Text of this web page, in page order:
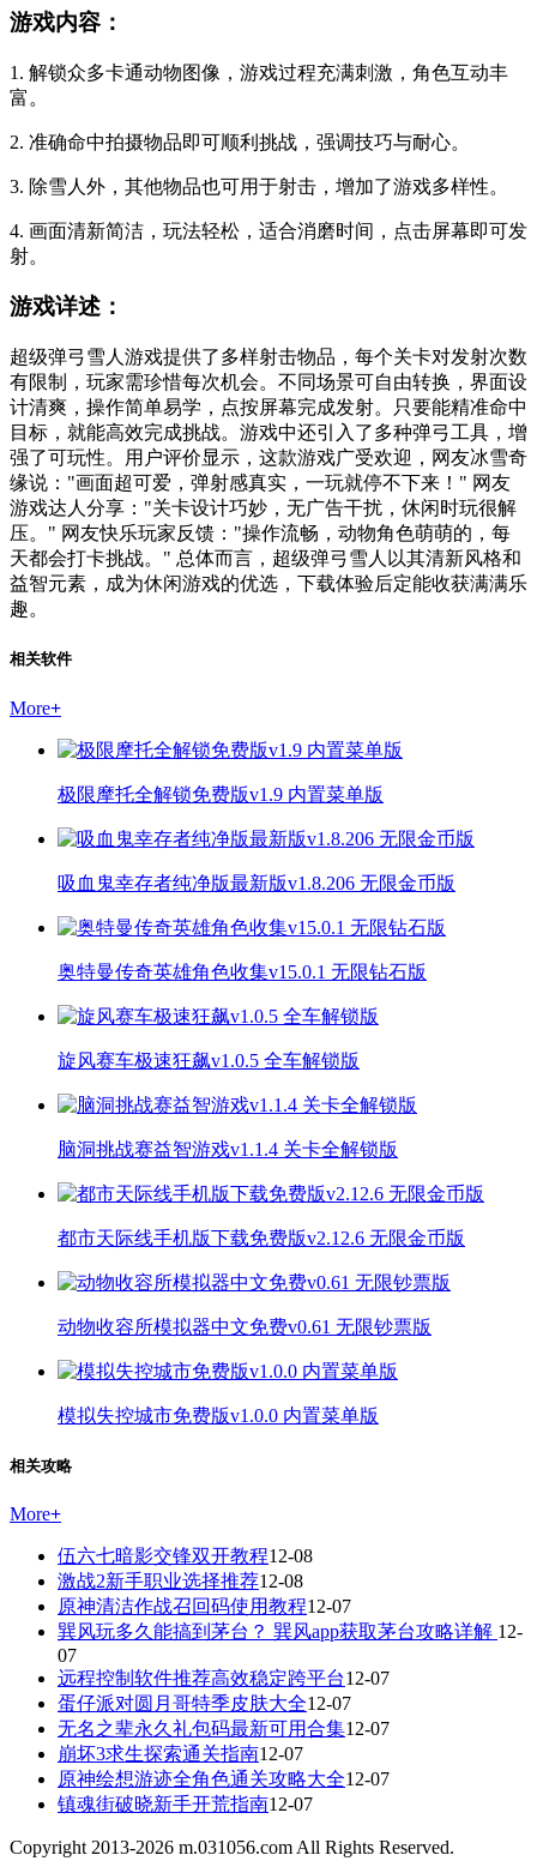
游戏内容：
1. 解锁众多卡通动物图像，游戏过程充满刺激，角色互动丰
富。
2. 准确命中拍摄物品即可顺利挑战，强调技巧与耐心。
3. 除雪人外，其他物品也可用于射击，增加了游戏多样性。
4. 画面清新简洁，玩法轻松，适合消磨时间，点击屏幕即可发
射。
游戏详述：
超级弹弓雪人游戏提供了多样射击物品，每个关卡对发射次数
有限制，玩家需珍惜每次机会。不同场景可自由转换，界面设
计清爽，操作简单易学，点按屏幕完成发射。只要能精准命中
目标，就能高效完成挑战。游戏中还引入了多种弹弓工具，增
强了可玩性。用户评价显示，这款游戏广受欢迎，网友冰雪奇
缘说："画面超可爱，弹射感真实，一玩就停不下来！" 网友
游戏达人分享："关卡设计巧妙，无广告干扰，休闲时玩很解
压。" 网友快乐玩家反馈："操作流畅，动物角色萌萌的，每
天都会打卡挑战。" 总体而言，超级弹弓雪人以其清新风格和
益智元素，成为休闲游戏的优选，下载体验后定能收获满满乐
趣。
相关软件
More+
极限摩托全解锁免费版v1.9 内置菜单版
吸血鬼幸存者纯净版最新版v1.8.206 无限金币版
奥特曼传奇英雄角色收集v15.0.1 无限钻石版
旋风赛车极速狂飙v1.0.5 全车解锁版
脑洞挑战赛益智游戏v1.1.4 关卡全解锁版
都市天际线手机版下载免费版v2.12.6 无限金币版
动物收容所模拟器中文免费v0.61 无限钞票版
模拟失控城市免费版v1.0.0 内置菜单版
相关攻略
More+
伍六七暗影交锋双开教程12-08
激战2新手职业选择推荐12-08
原神清洁作战召回码使用教程12-07
巽风玩多久能搞到茅台？ 巽风app获取茅台攻略详解 12-
07
远程控制软件推荐高效稳定跨平台12-07
蛋仔派对圆月哥特季皮肤大全12-07
无名之辈永久礼包码最新可用合集12-07
崩坏3求生探索通关指南12-07
原神绘想游迹全角色通关攻略大全12-07
镇魂街破晓新手开荒指南12-07
Copyright 2013-2026 m.031056.com All Rights Reserved.